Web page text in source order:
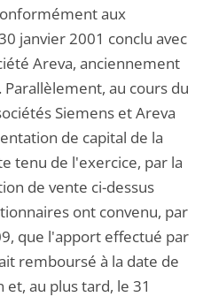
aux
janvier 2001 conclu avec
Areva, anciennement
au cours du
Siemens et Areva
de capital de la
tenu de l'exercice, par la
de vente ci-dessus
ont convenu, par
que l'apport effectué par
remboursé à la date de
au plus tard, le 31